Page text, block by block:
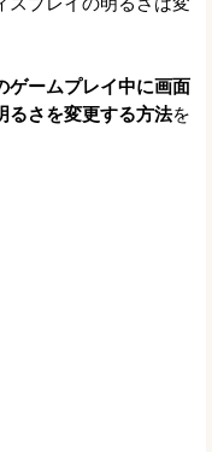
ゲームプレイ中に画面
るさを変更する方法を